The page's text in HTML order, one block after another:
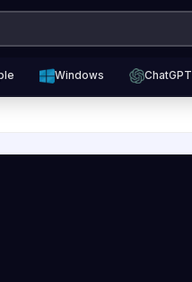
Windows ChatGPT